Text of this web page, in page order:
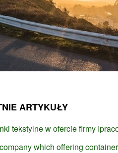
ARTYKUŁY
tekstylne w ofercie firmy
which offering